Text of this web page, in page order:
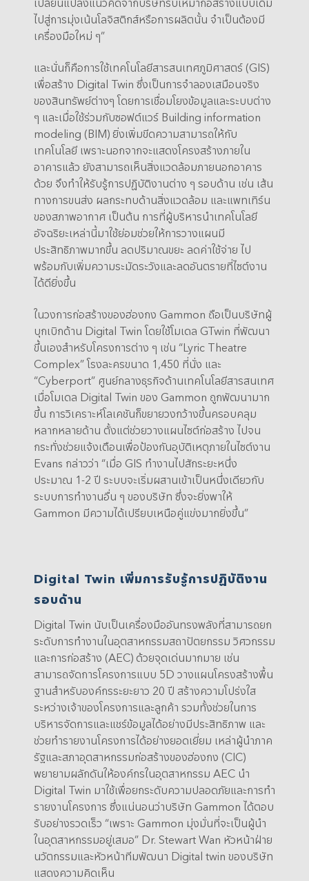
ไปสู่การมุ่งเน้นโลจิสติกส์หรือการผลิตนั้น จำเป็นต้องมี
เครื่องมือใหม่ ๆ”
และนั่นก็คือการใช้เทคโนโลยีสารสนเทศภูมิศาสตร์ (GIS)
เพื่อสร้าง Digital Twin ซึ่งเป็นการจำลองเสมือนจริง
ของสินทรัพย์ต่างๆ โดยการเชื่อมโยงข้อมูลและระบบต่าง
ๆ และเมื่อใช้ร่วมกับซอฟต์แวร์ Building information
modeling (BIM) ยิ่งเพิ่มขีดความสามารถให้กับ
เทคโนโลยี เพราะนอกจากจะแสดงโครงสร้างภายใน
อาคารแล้ว ยังสามารถเห็นสิ่งแวดล้อมภายนอกอาคาร
ด้วย จึงทำให้รับรู้การปฏิบัติงานต่าง ๆ รอบด้าน เช่น เส้น
ทางการขนส่ง ผลกระทบด้านสิ่งแวดล้อม และแพทเทิร์น
ของสภาพอากาศ เป็นต้น การที่ผู้บริหารนำเทคโนโลยี
อัจฉริยะเหล่านี้มาใช้ย่อมช่วยให้การวางแผนมี
ประสิทธิภาพมากขึ้น ลดปริมาณขยะ ลดค่าใช้จ่าย ไป
พร้อมกับเพิ่มความระมัดระวังและลดอันตรายที่ไซต์งาน
ได้ดียิ่งขึ้น
ในวงการก่อสร้างของฮ่องกง Gammon ถือเป็นบริษัทผู้
บุกเบิกด้าน Digital Twin โดยใช้โมเดล GTwin ที่พัฒนา
ขึ้นเองสำหรับโครงการต่าง ๆ เช่น “Lyric Theatre
Complex” โรงละครขนาด 1,450 ที่นั่ง และ
“Cyberport” ศูนย์กลางธุรกิจด้านเทคโนโลยีสารสนเทศ
เมื่อโมเดล Digital Twin ของ Gammon ถูกพัฒนามาก
ขึ้น การวิเคราะห์โลเคชันก็ขยายวงกว้างขึ้นครอบคลุม
หลากหลายด้าน ตั้งแต่ช่วยวางแผนไซต์ก่อสร้าง ไปจน
กระทั่งช่วยแจ้งเตือนเพื่อป้องกันอุบัติเหตุภายในไซต์งาน
Evans กล่าวว่า “เมื่อ GIS ทำงานไปสักระยะหนึ่ง
ประมาณ 1-2 ปี ระบบจะเริ่มผสานเข้าเป็นหนึ่งเดียวกับ
ระบบการทำงานอื่น ๆ ของบริษัท ซึ่งจะยิ่งพาให้
Gammon มีความได้เปรียบเหนือคู่แข่งมากยิ่งขึ้น”
Digital Twin เพิ่มการรับรู้การปฏิบัติงาน
รอบด้าน
Digital Twin นับเป็นเครื่องมืออันทรงพลังที่สามารถยก
ระดับการทำงานในอุตสาหกรรมสถาปัตยกรรม วิศวกรรม
และการก่อสร้าง (AEC) ด้วยจุดเด่นมากมาย เช่น
สามารถจัดการโครงการแบบ 5D วางแผนโครงสร้างพื้น
ฐานสำหรับองค์กรระยะยาว 20 ปี สร้างความโปร่งใส
ระหว่างเจ้าของโครงการและลูกค้า รวมทั้งช่วยในการ
บริหารจัดการและแชร์ข้อมูลได้อย่างมีประสิทธิภาพ และ
ช่วยทำรายงานโครงการได้อย่างยอดเยี่ยม เหล่าผู้นำภาค
รัฐและสภาอุตสาหกรรมก่อสร้างของฮ่องกง (CIC)
พยายามผลักดันให้องค์กรในอุตสาหกรรม AEC นำ
Digital Twin มาใช้เพื่อยกระดับความปลอดภัยและการทำ
รายงานโครงการ ซึ่งแน่นอนว่าบริษัท Gammon ได้ตอบ
รับอย่างรวดเร็ว “เพราะ Gammon มุ่งมั่นที่จะเป็นผู้นำ
ในอุตสาหกรรมอยู่เสมอ” Dr. Stewart Wan หัวหน้าฝ่าย
นวัตกรรมและหัวหน้าทีมพัฒนา Digital twin ของบริษัท
แสดงความคิดเห็น